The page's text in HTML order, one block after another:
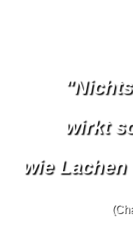
wirkt
wie